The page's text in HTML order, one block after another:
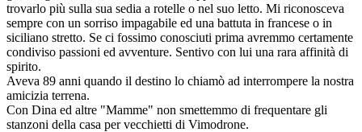
trovarlo più sulla sua sedia a rotelle o nel suo letto. Mi riconosceva
sempre con un sorriso impagabile ed una battuta in francese o in
siciliano stretto. Se ci fossimo conosciuti prima avremmo certamente
condiviso passioni ed avventure. Sentivo con lui una rara affinità di
spirito.
Aveva 89 anni quando il destino lo chiamò ad interrompere la nostra
amicizia terrena.
Con Dina ed altre "Mamme" non smettemmo di frequentare gli
stanzoni della casa per vecchietti di Vimodrone.